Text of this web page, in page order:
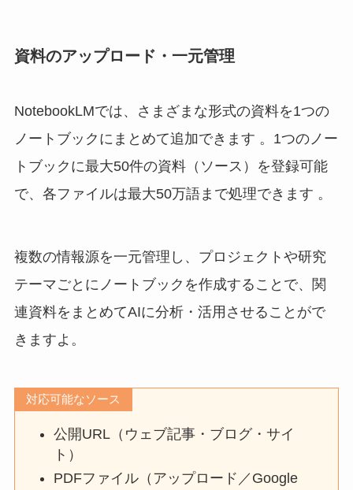
資料のアップロード・一元管理
NotebookLMでは、さまざまな形式の資料を1つの
ノートブックにまとめて追加できます 。1つのノー
トブックに最大50件の資料（ソース）を登録可能
で、各ファイルは最大50万語まで処理できます 。
複数の情報源を一元管理し、プロジェクトや研究
テーマごとにノートブックを作成することで、関
連資料をまとめてAIに分析・活用させることがで
きますよ。
対応可能なソース
公開URL（ウェブ記事・ブログ・サイ
ト）
PDFファイル（アップロード／Google